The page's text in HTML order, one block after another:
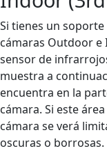
Si tienes un
cámaras Outdoor e
sensor de
muestra a
encuentra en la
cámara. Si este
cámara se verá
oscuras o borrosas.